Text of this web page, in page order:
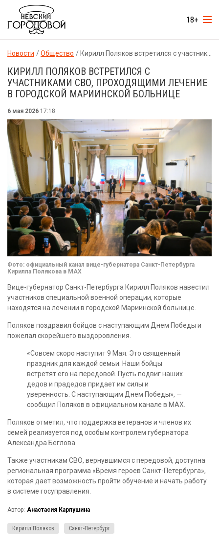
18+
Новости Общество Кирилл Поляков встретился с участниками СВО, проходящими лечение в городской Мариинской больнице
КИРИЛЛ ПОЛЯКОВ ВСТРЕТИЛСЯ С
УЧАСТНИКАМИ СВО, ПРОХОДЯЩИМИ ЛЕЧЕНИЕ
В ГОРОДСКОЙ МАРИИНСКОЙ БОЛЬНИЦЕ
6 мая 2026 17:18
Фото: официальный канал вице-губернатора Санкт-Петербурга
Кирилла Полякова в MAX
Вице-губернатор Санкт-Петербурга Кирилл Поляков навестил
участников специальной военной операции, которые
находятся на лечении в городской Мариинской больнице.
Поляков поздравил бойцов с наступающим Днем Победы и
пожелал скорейшего выздоровления.
«Совсем скоро наступит 9 Мая. Это священный
праздник для каждой семьи. Наши бойцы
встретят его на передовой. Пусть подвиг наших
дедов и прадедов придает им силы и
уверенность. С наступающим Днем Победы», —
сообщил Поляков в официальном канале в MAX.
Поляков отметил, что поддержка ветеранов и членов их
семей реализуется под особым контролем губернатора
Александра Беглова.
Также участникам СВО, вернувшимся с передовой, доступна
региональная программа «Время героев Санкт-Петербурга»,
которая дает возможность пройти обучение и начать работу
в системе госуправления.
Автор: Анастасия Карлушина
Кирилл Поляков Санкт-Петербург